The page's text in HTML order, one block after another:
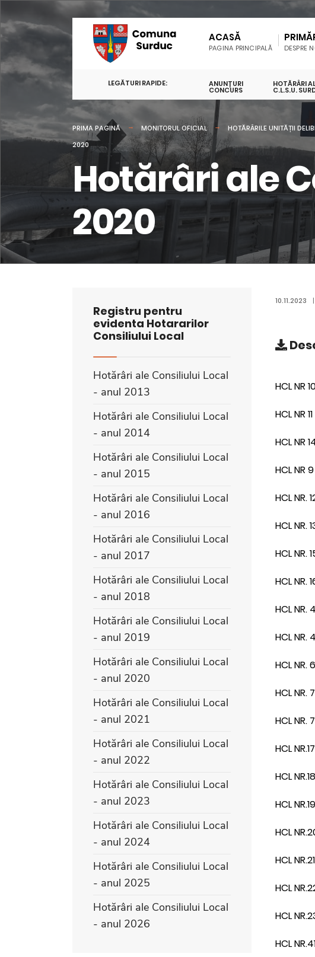
ACASĂ
PAGINA PRINCIPALĂ DESPRE
LEGĂTURI RAPIDE: ANUNȚURI
CONCURS
HOTĂRÂRI
C.L.S.U.
PRIMA PAGINĂ MONITORUL OFICIAL HOTĂRÂRILE UNITĂȚII
2020
Hotărâri ale
2020
10.11.2023 |
HCL NR
HCL NR
HCL NR
HCL NR
HCL NR.
HCL NR.
HCL NR.
HCL NR.
HCL NR.
HCL NR.
HCL NR.
HCL NR.
HCL NR.
HCL
HCL
HCL
HCL
HCL
HCL
HCL
HCL
Registru pentru
evidenta Hotararilor
Consiliului Local
Hotărâri ale Consiliului Local
- anul 2013
Hotărâri ale Consiliului Local
- anul 2014
Hotărâri ale Consiliului Local
- anul 2015
Hotărâri ale Consiliului Local
- anul 2016
Hotărâri ale Consiliului Local
- anul 2017
Hotărâri ale Consiliului Local
- anul 2018
Hotărâri ale Consiliului Local
- anul 2019
Hotărâri ale Consiliului Local
- anul 2020
Hotărâri ale Consiliului Local
- anul 2021
Hotărâri ale Consiliului Local
- anul 2022
Hotărâri ale Consiliului Local
- anul 2023
Hotărâri ale Consiliului Local
- anul 2024
Hotărâri ale Consiliului Local
- anul 2025
Hotărâri ale Consiliului Local
- anul 2026